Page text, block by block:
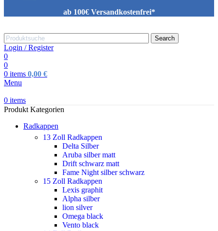
ab 100€ Versandkostenfrei*
Search
Login / Register
0
0
0 items 0,00 €
Menu
0 items
Produkt Kategorien
Radkappen
13 Zoll Radkappen
Delta Silber
Aruba silber matt
Drift schwarz matt
Fame Night silber schwarz
15 Zoll Radkappen
Lexis graphit
Alpha silber
lion silver
Omega black
Vento black